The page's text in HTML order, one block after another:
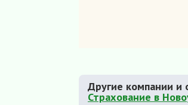
Другие компании и
Страхование в